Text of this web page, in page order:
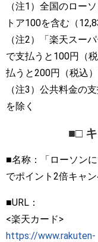
（注1）全国のロー
トア100を含む（
（注2）「楽天スー
で支払うと100円（
払うと200円（税込
（注3）公共料金の
を除く
■□
■名称：「ローソン
でポイント2倍キャン
■URL：
<楽天カード>
https://www.rakuten-